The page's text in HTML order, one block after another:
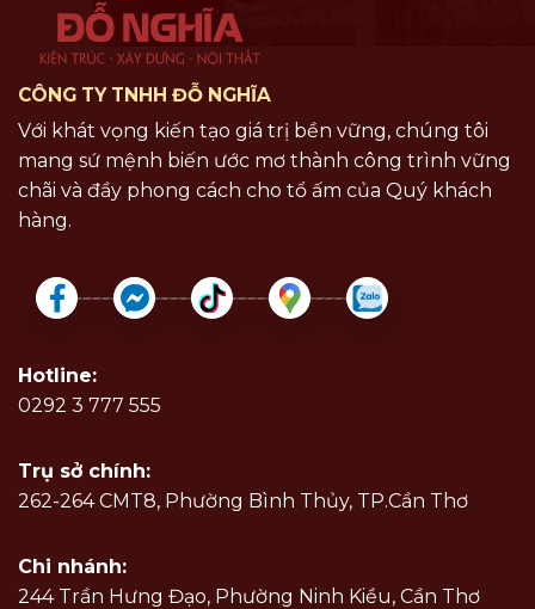
CÔNG TY TNHH ĐỖ NGHĨA
Với khát vọng kiến tạo giá trị bền vững, chúng tôi
mang sứ mệnh biến ước mơ thành công trình vững
chãi và đầy phong cách cho tổ ấm của Quý khách
hàng.
Hotline:
0292 3 777 555
Trụ sở chính:
262-264 CMT8, Phường Bình Thủy, TP.Cần Thơ
Chi nhánh:
244 Trần Hưng Đạo, Phường Ninh Kiều, Cần Thơ